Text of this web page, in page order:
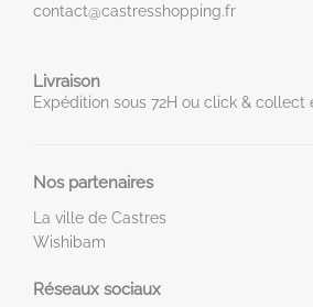
contact@castresshopping.fr
Livraison
Expédition sous 72H ou click & collect
Nos partenaires
La ville de Castres
Wishibam
Réseaux sociaux